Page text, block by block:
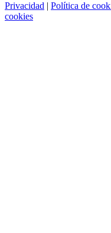
Privacidad | Política de
cookies